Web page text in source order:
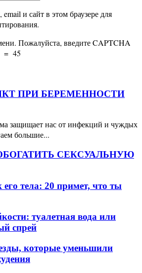
и сайт в этом браузере для
Пожалуйста, введите CAPTCHA
= 45
ПРИ БЕРЕМЕННОСТИ
защищает нас от инфекций и чуждых
большие...
СЕКСУАЛЬНУЮ
тела: 20 примет, что ты
туалетная вода или
спрей
которые уменьшили